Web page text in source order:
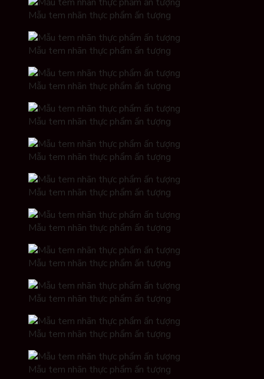
Mẫu tem nhãn thực phẩm ấn tượng
Mẫu tem nhãn thực phẩm ấn tượng
Mẫu tem nhãn thực phẩm ấn tượng
Mẫu tem nhãn thực phẩm ấn tượng
Mẫu tem nhãn thực phẩm ấn tượng
Mẫu tem nhãn thực phẩm ấn tượng
Mẫu tem nhãn thực phẩm ấn tượng
Mẫu tem nhãn thực phẩm ấn tượng
Mẫu tem nhãn thực phẩm ấn tượng
Mẫu tem nhãn thực phẩm ấn tượng
Mẫu tem nhãn thực phẩm ấn tượng